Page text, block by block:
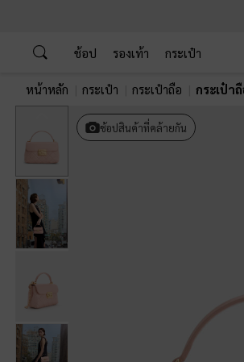
ช้อป รองเท้า กระเป๋า
หน้าหลัก กระเป๋า กระเป๋าถือ กระเป๋า
Previous ช้อปสินค้าที่คล้ายกัน